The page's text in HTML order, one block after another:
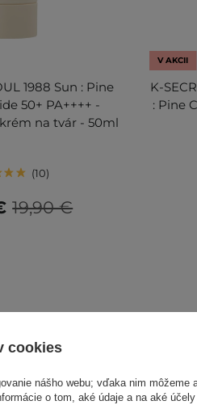
1988 Sun : Pine
50+ PA++++ -
na tvár - 50ml
10
19,90 €
V AKCII
K-
: Pine
cookies
nášho webu; vďaka nim
o tom, aké údaje a na aké